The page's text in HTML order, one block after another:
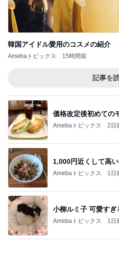
Amebaトピックス 15時間前
記事を
Amebaトピックス 2日
1,000円近くして高
Amebaトピックス 1日
小柳ルミ子 可愛すぎ
Amebaトピックス 1日